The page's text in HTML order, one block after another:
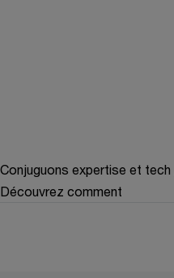
Conjuguons expertise et tech
Découvrez comment